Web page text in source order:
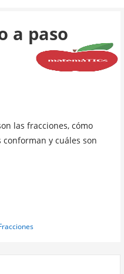
a paso
las fracciones, cómo
y cuáles son